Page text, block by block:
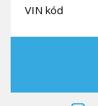
VIN kód